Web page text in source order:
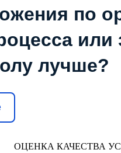
по
или
лучше?
ОЦЕНКА КАЧЕСТВА